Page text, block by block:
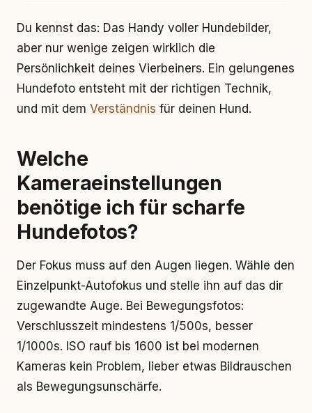
Du kennst das: Das Handy voller Hundebilder,
aber nur wenige zeigen wirklich die
Persönlichkeit deines Vierbeiners. Ein gelungenes
Hundefoto entsteht mit der richtigen Technik,
und mit dem Verständnis für deinen Hund.
Welche
Kameraeinstellungen
benötige ich für scharfe
Hundefotos?
Der Fokus muss auf den Augen liegen. Wähle den
Einzelpunkt-Autofokus und stelle ihn auf das dir
zugewandte Auge. Bei Bewegungsfotos:
Verschlusszeit mindestens 1/500s, besser
1/1000s. ISO rauf bis 1600 ist bei modernen
Kameras kein Problem, lieber etwas Bildrauschen
als Bewegungsunschärfe.